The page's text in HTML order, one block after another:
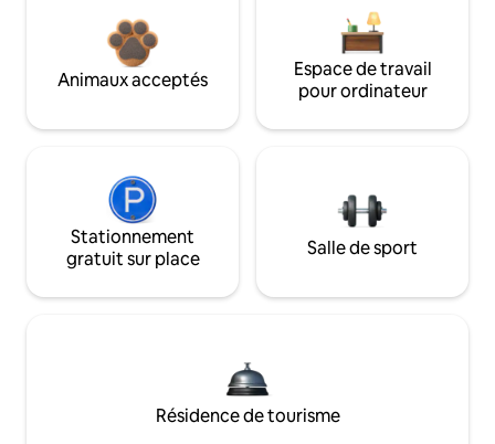
Animaux acceptés
Espace de travail
pour ordinateur
Stationnement
gratuit sur place
Salle de sport
Résidence de tourisme